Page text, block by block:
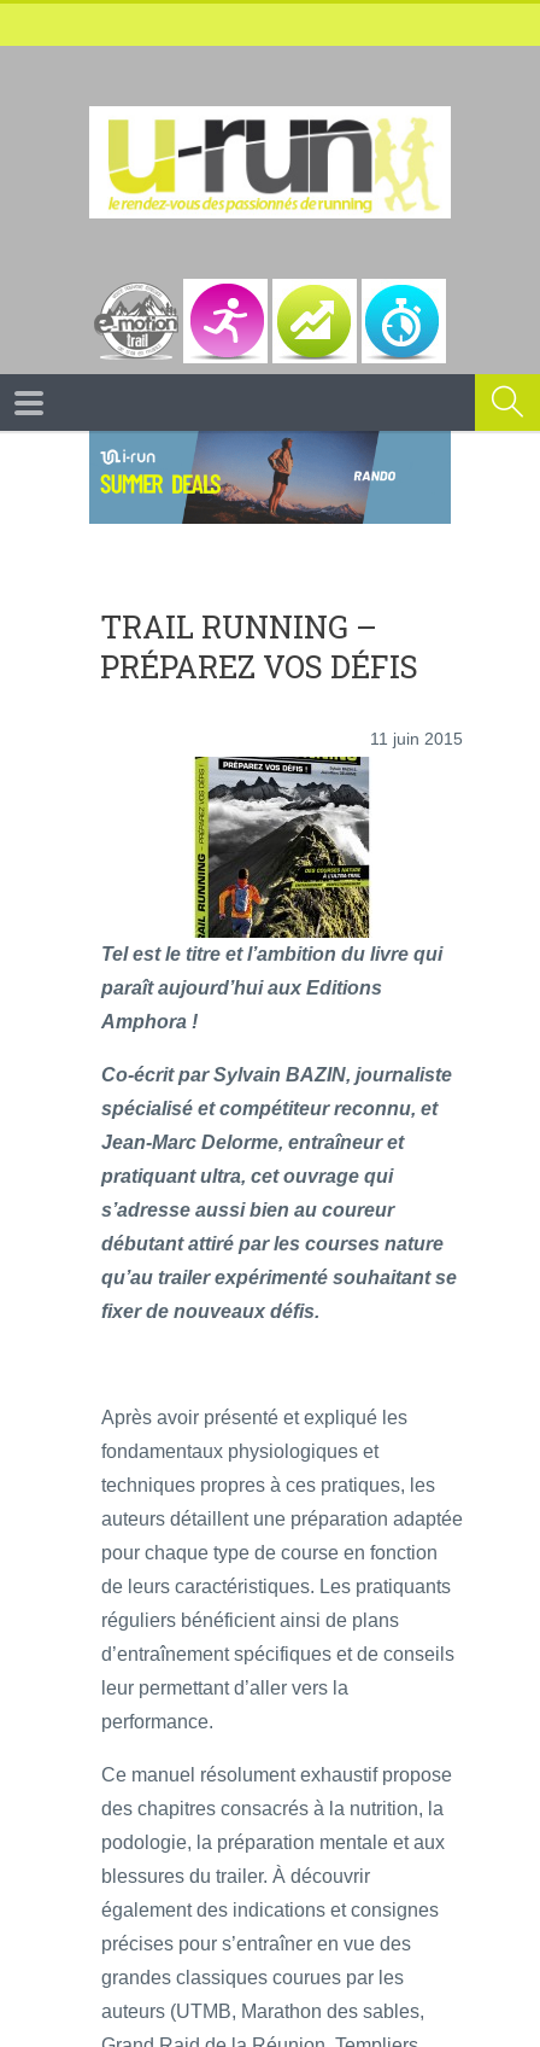
TRAIL RUNNING –
PRÉPAREZ VOS DÉFIS
11 juin 2015
Tel est le titre et l’ambition du livre qui
paraît aujourd’hui aux Editions
Amphora !
Co-écrit par Sylvain BAZIN, journaliste
spécialisé et compétiteur reconnu, et
Jean-Marc Delorme, entraîneur et
pratiquant ultra, cet ouvrage qui
s’adresse aussi bien au coureur
débutant attiré par les courses nature
qu’au trailer expérimenté souhaitant se
fixer de nouveaux défis.
Après avoir présenté et expliqué les
fondamentaux physiologiques et
techniques propres à ces pratiques, les
auteurs détaillent une préparation adaptée
pour chaque type de course en fonction
de leurs caractéristiques. Les pratiquants
réguliers bénéficient ainsi de plans
d’entraînement spécifiques et de conseils
leur permettant d’aller vers la
performance.
Ce manuel résolument exhaustif propose
des chapitres consacrés à la nutrition, la
podologie, la préparation mentale et aux
blessures du trailer. À découvrir
également des indications et consignes
précises pour s’entraîner en vue des
grandes classiques courues par les
auteurs (UTMB, Marathon des sables,